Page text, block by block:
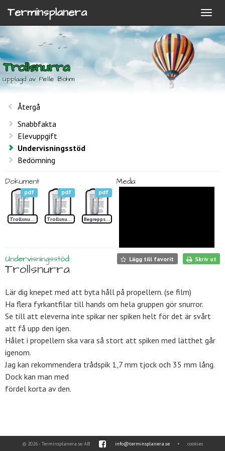
Terminsplanera
Trollsnurra
Upplagd av Pelle Bohm
Återgå
Snabbfakta
Elevuppgift
Undervisningsstöd
Bedömning
Dokument
pdf
Trollsnurran sid 1 TP
pdf
Trollsnurran sid 2 TP
pdf
Begreppslista Trollsnurran
Media
Lägg till favorit Skriv ut
Undervisningsstöd:
Trollsnurra
Lär dig knepet med att byta håll på propellern. (se film)
Ha flera fyrkantfilar till hands om hela gruppen gör snurror.
Se till att eleverna inte spikar ner spiken helt för det är svårt
att få upp den igen.
Hålet i propellern ska vara så stort att spiken med lätthet går
igenom.
Jag kan rekommendera trådspik 1,7 mm tjock och 35 mm lång.
Dock kan man med
fördel korta av den.
© 2026 - Terminsplanera.se AB info@terminsplanera.se • cookies